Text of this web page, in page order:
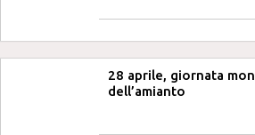
28 aprile, giornata
dell’amianto